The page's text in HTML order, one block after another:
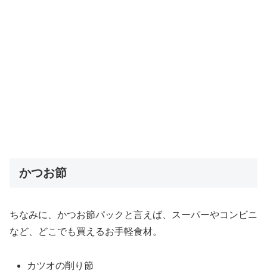
かつお節
ちなみに、かつお節パックと言えば、スーパーやコンビニ
など、どこでも買えるお手軽食材。
カツオの削り節